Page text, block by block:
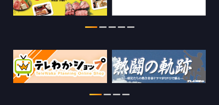
WTV NEWS6【WAKAYAMA SDGs】の
情報を更新しました。
特別番組【8月】の情報を更新しました。
2026.07.28
わかやま医療ナビの情報を更新しまし